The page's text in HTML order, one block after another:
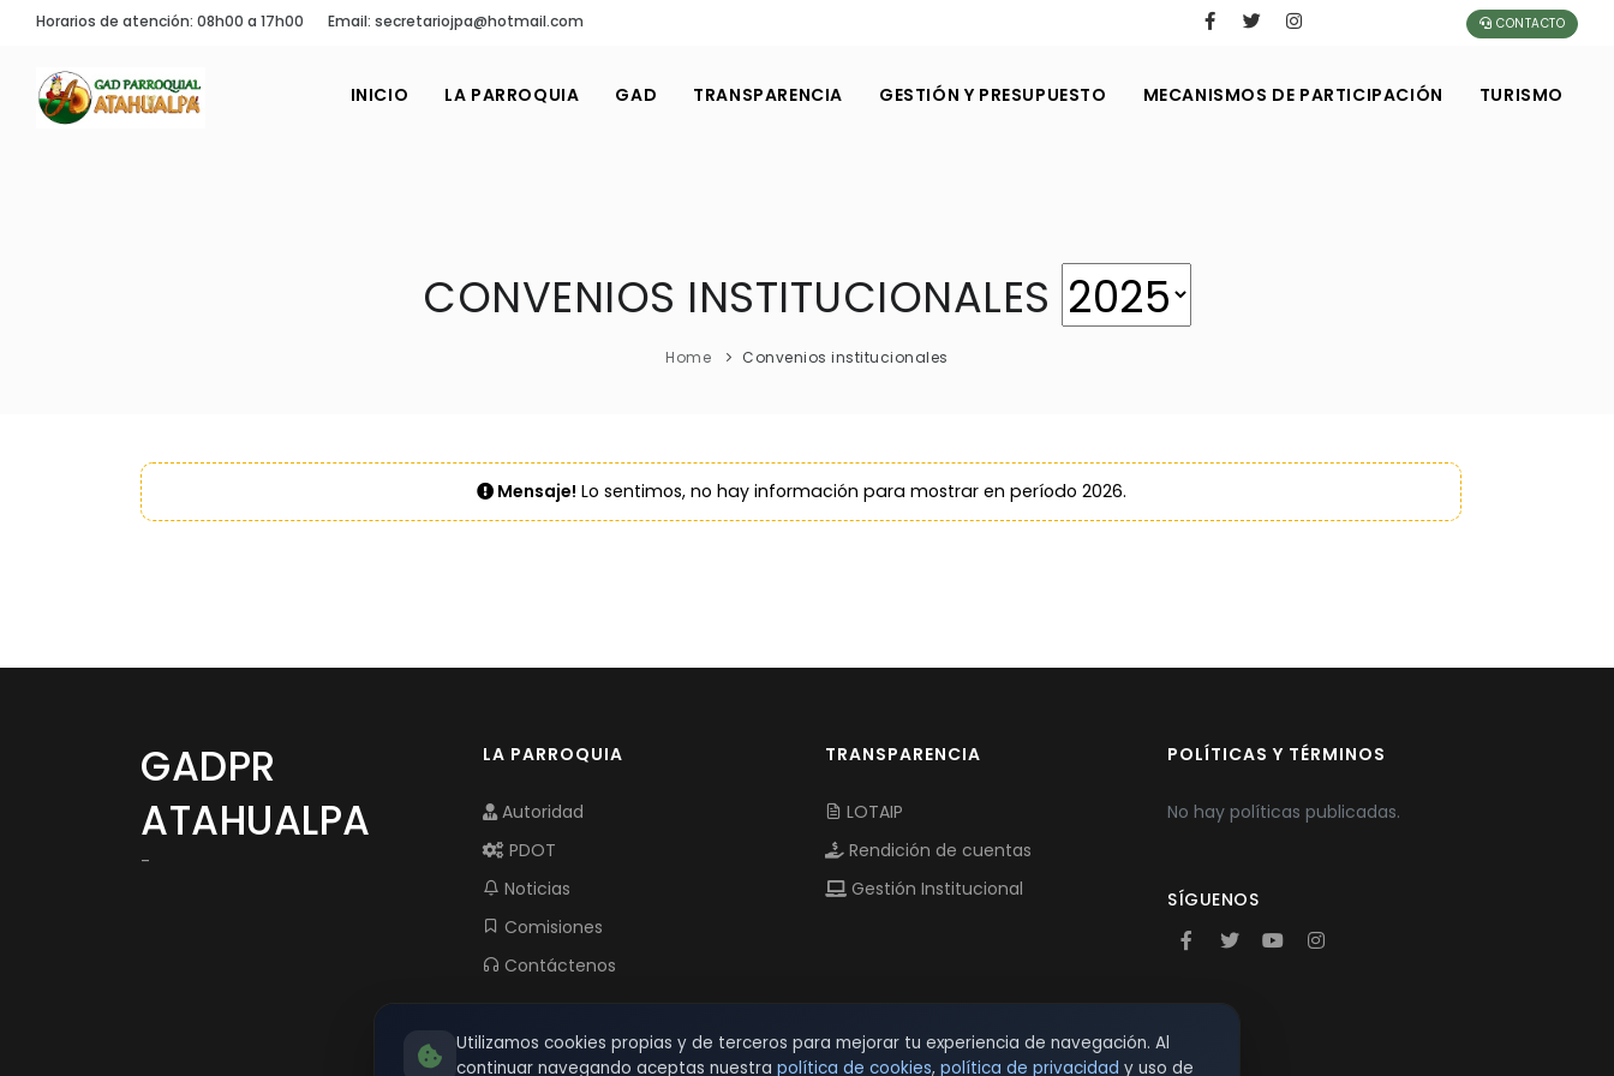
Horarios de atención: 08h00 a 17h00 Email: secretariojpa@hotmail.com CONTACTO
INICIO LA PARROQUIA GAD TRANSPARENCIA GESTIÓN Y PRESUPUESTO MECANISMOS DE PARTICIPACIÓN TURISMO
CONVENIOS INSTITUCIONALES
Home Convenios institucionales
Mensaje! Lo sentimos, no hay información para mostrar en período 2026.
GADPR
ATAHUALPA
-
LA PARROQUIA
Autoridad
PDOT
Noticias
Comisiones
Contáctenos
TRANSPARENCIA
LOTAIP
Rendición de cuentas
Gestión Institucional
POLÍTICAS Y TÉRMINOS
No hay políticas publicadas.
SÍGUENOS
Utilizamos cookies propias y de terceros para mejorar tu experiencia de navegación. Al
continuar navegando aceptas nuestra política de cookies, política de privacidad y uso de